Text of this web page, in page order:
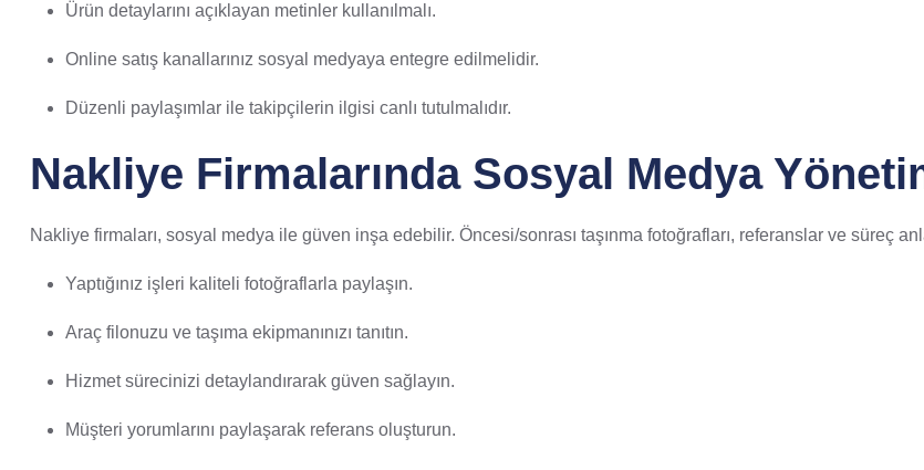
Ürün detaylarını açıklayan metinler kullanılmalı.
Online satış kanallarınız sosyal medyaya entegre edilmelidir.
Düzenli paylaşımlar ile takipçilerin ilgisi canlı tutulmalıdır.
Nakliye Firmalarında Sosyal Medya
Nakliye firmaları, sosyal medya ile güven inşa edebilir. Öncesi/sonrası taşınma fotoğrafları, referanslar ve süreç
Yaptığınız işleri kaliteli fotoğraflarla paylaşın.
Araç filonuzu ve taşıma ekipmanınızı tanıtın.
Hizmet sürecinizi detaylandırarak güven sağlayın.
Müşteri yorumlarını paylaşarak referans oluşturun.